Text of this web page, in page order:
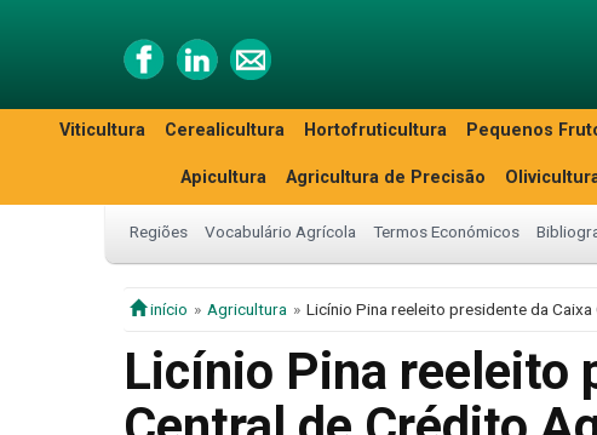
Viticultura Cerealicultura Hortofruticultura Pequenos
Apicultura Agricultura de Precisão
Regiões Vocabulário Agrícola Termos Económicos
início Agricultura Licínio Pina reeleito presidente da
Licínio Pina reeleito